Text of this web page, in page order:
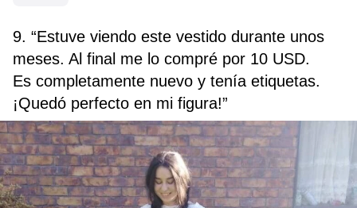
9. “Estuve viendo este vestido durante unos
meses. Al final me lo compré por 10 USD.
Es completamente nuevo y tenía etiquetas.
¡Quedó perfecto en mi figura!”